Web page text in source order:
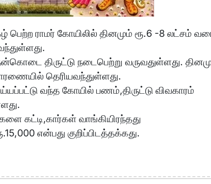
பெற்ற ராமர் கோயிலில் தினமும் ரூ.6 -8 லட்சம்
திருட்டு நடைபெற்று வருவதுள்ளது.
தெரியவந்துள்ளது.
வந்த கோயில் பணம்,திருட்டு விவகாரம்
கட்டி,கார்கள் வாங்கியிரந்தது
என்பது குறிப்பிடத்தக்கது.